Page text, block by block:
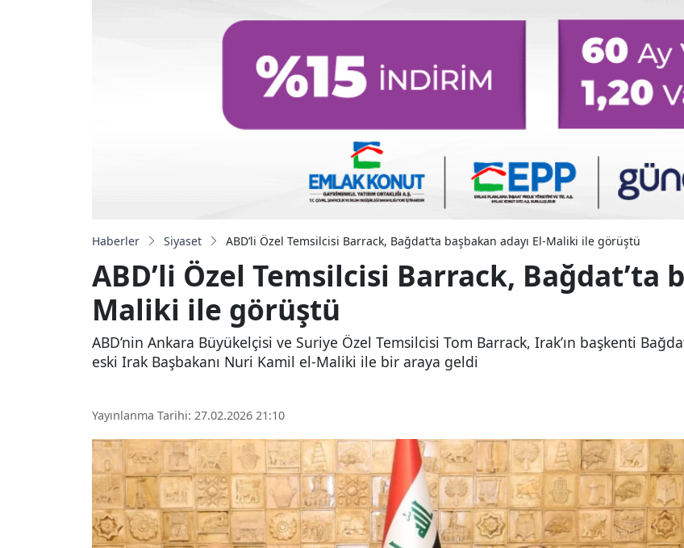
Haberler Siyaset ABD’li Özel Temsilcisi Barrack, Bağdat’ta başbakan adayı El-Maliki ile görüştü
ABD’li Özel Temsilcisi Barrack, Bağdat’ta
Maliki ile görüştü
ABD’nin Ankara Büyükelçisi ve Suriye Özel Temsilcisi Tom Barrack, Irak’ın başkenti
eski Irak Başbakanı Nuri Kamil el-Maliki ile bir araya geldi
Yayınlanma Tarihi: 27.02.2026 21:10